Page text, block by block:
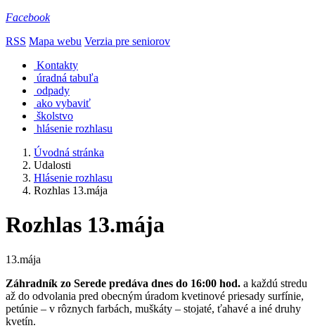
Facebook
RSS Mapa webu Verzia pre seniorov
Kontakty
úradná tabuľa
odpady
ako vybaviť
školstvo
hlásenie rozhlasu
Úvodná stránka
Udalosti
Hlásenie rozhlasu
Rozhlas 13.mája
Rozhlas 13.mája
13.mája
Záhradník zo Serede predáva dnes do 16:00 hod. a každú stredu
až do odvolania pred obecným úradom kvetinové priesady surfínie,
petúnie – v rôznych farbách, muškáty – stojaté, ťahavé a iné druhy
kvetín.